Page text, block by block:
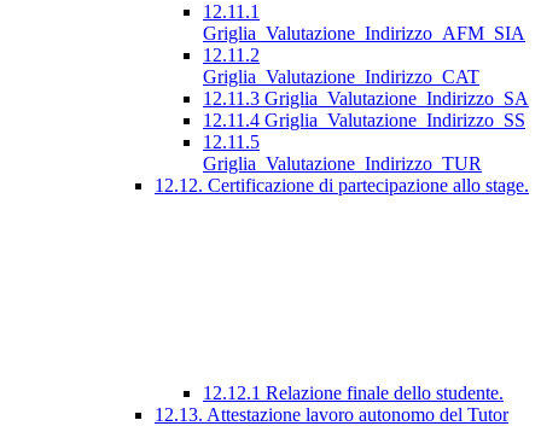
12.11.1
Griglia_Valutazione_Indirizzo_AFM_SIA
12.11.2
Griglia_Valutazione_Indirizzo_CAT
12.11.3 Griglia_Valutazione_Indirizzo_SA
12.11.4 Griglia_Valutazione_Indirizzo_SS
12.11.5
Griglia_Valutazione_Indirizzo_TUR
12.12. Certificazione di partecipazione allo stage.
12.12.1 Relazione finale dello studente.
12.13. Attestazione lavoro autonomo del Tutor